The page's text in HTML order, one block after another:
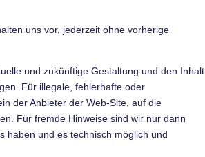
uns vor, jederzeit ohne vorherige
und zukünftige Gestaltung und den Inhalt
Für illegale, fehlerhafte oder
der Anbieter der Web-Site, auf die
Für fremde Hinweise sind wir nur dann
haben und es technisch möglich und